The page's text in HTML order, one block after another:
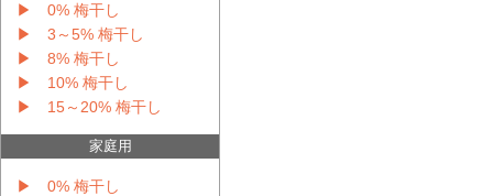
▶ 0% 梅干し
▶ 3～5% 梅干し
▶ 8% 梅干し
▶ 10% 梅干し
▶ 15～20% 梅干し
家庭用
▶ 0% 梅干し